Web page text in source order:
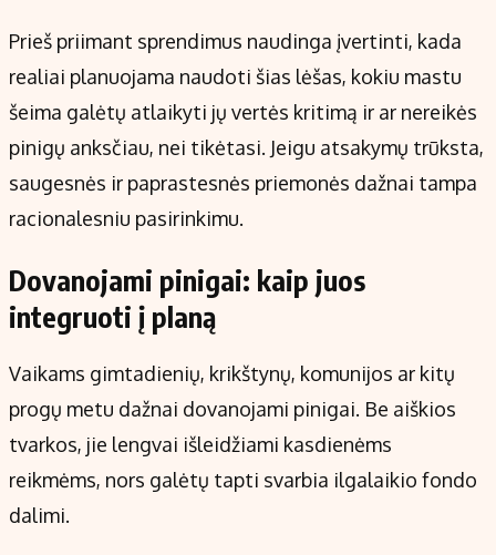
Prieš priimant sprendimus naudinga įvertinti, kada
realiai planuojama naudoti šias lėšas, kokiu mastu
šeima galėtų atlaikyti jų vertės kritimą ir ar nereikės
pinigų anksčiau, nei tikėtasi. Jeigu atsakymų trūksta,
saugesnės ir paprastesnės priemonės dažnai tampa
racionalesniu pasirinkimu.
Dovanojami pinigai: kaip juos
integruoti į planą
Vaikams gimtadienių, krikštynų, komunijos ar kitų
progų metu dažnai dovanojami pinigai. Be aiškios
tvarkos, jie lengvai išleidžiami kasdienėms
reikmėms, nors galėtų tapti svarbia ilgalaikio fondo
dalimi.